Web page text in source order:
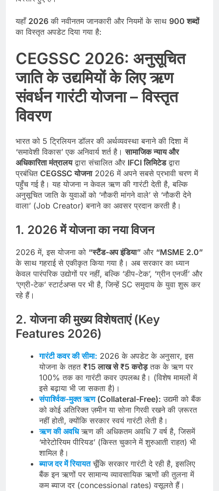
यहाँ 2026 की नवीनतम जानकारी और नियमों के साथ 900 शब्दों
का विस्तृत अपडेट दिया गया है:
CEGSSC 2026: अनुसूचित
जाति के उद्यमियों के लिए ऋण
संवर्धन गारंटी योजना – विस्तृत
विवरण
भारत को 5 ट्रिलियन डॉलर की अर्थव्यवस्था बनाने की दिशा में
‘समावेशी विकास’ एक अनिवार्य शर्त है।सामाजिक न्याय और
अधिकारिता मंत्रालयद्वारा संचालित और IFCI लिमिटेडद्वारा
प्रबंधित CEGSSC योजना2026 में अपने सबसे प्रभावी चरण में
पहुँच गई है। यह योजना न केवल ऋण की गारंटी देती है, बल्कि
अनुसूचित जाति के युवाओं को ‘नौकरी मांगने वाले’ से ‘नौकरी देने
वाला’ (Job Creator) बनाने का अवसर प्रदान करती है।
1. 2026 में योजना का नया विजन
2026 में, इस योजना को “स्टैंड-अप इंडिया” और “MSME 2.0”
के साथ गहराई से एकीकृत किया गया है। अब सरकार का ध्यान
केवल पारंपरिक उद्योगों पर नहीं, बल्कि ‘डीप-टेक’, ‘ग्रीन एनर्जी’ और
‘एग्री-टेक’ स्टार्टअप्स पर भी है, जिन्हें SC समुदाय के युवा शुरू कर
रहे हैं।
2. योजना की मुख्य विशेषताएं (Key
Features 2026)
गारंटी कवर की सीमा: 2026 के अपडेट के अनुसार, इस
योजना के तहत ₹15 लाख से ₹5 करोड़तक के ऋण पर
100% तक का गारंटी कवर उपलब्ध है। (विशेष मामलों में
इसे बढ़ाया भी जा सकता है)।
संपार्श्विक-मुक्त ऋण(Collateral-Free): उद्यमी को बैंक
को कोई अतिरिक्त ज़मीन या सोना गिरवी रखने की ज़रूरत
नहीं होती, क्योंकि सरकार स्वयं गारंटी लेती है।
ऋण की अवधि ऋण की अधिकतम अवधि 7 वर्ष है, जिसमें
‘मोरेटोरियम पीरियड’ (किस्त चुकाने में शुरुआती राहत) भी
शामिल है।
ब्याज दर में रियायत चूँकि सरकार गारंटी दे रही है, इसलिए
बैंक इन ऋणों पर सामान्य व्यावसायिक ऋणों की तुलना में
कम ब्याज दर (concessional rates) वसूलते हैं।